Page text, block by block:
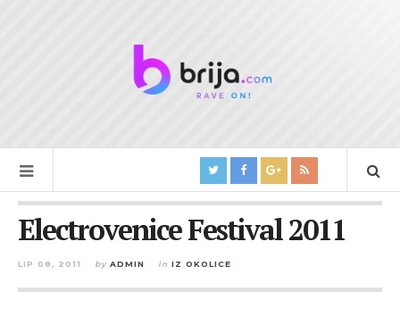
Electrovenice Festival 2011
LIP 08, 2011 by ADMIN in IZ OKOLICE